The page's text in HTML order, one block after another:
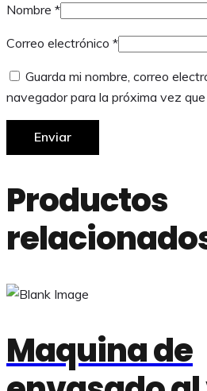
Nombre *
Correo electrónico *
Guarda mi nombre, correo
navegador para la próxima vez que
Productos
Maquina de